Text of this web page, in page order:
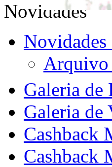
Novidades
Novidades
Arquivo
Galeria de
Galeria de
Cashback
Cashback